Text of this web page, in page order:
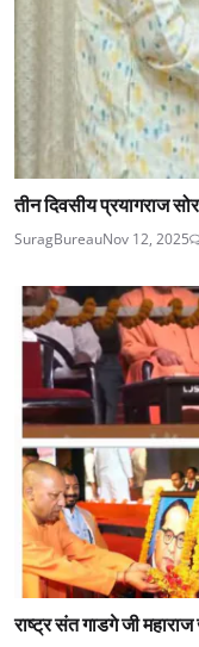
तीन दिवसीय प्रयागराज
SuragBureauNov 12, 2025
राष्ट्र संत गाडगे जी